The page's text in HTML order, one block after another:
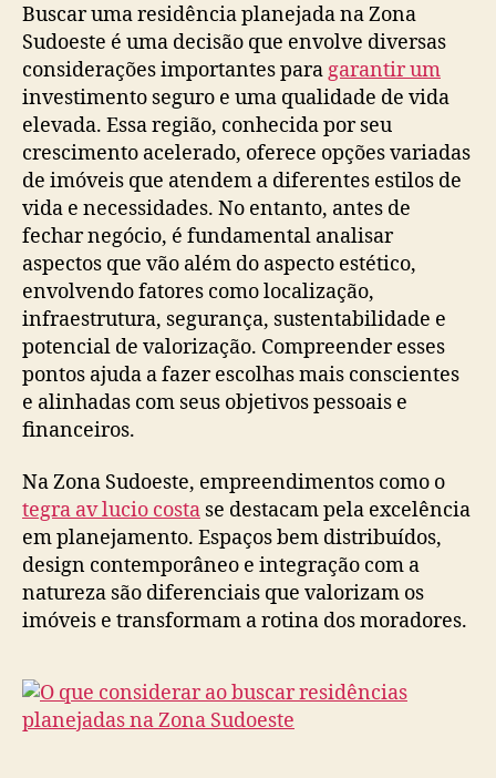
Buscar uma residência planejada na Zona
Sudoeste é uma decisão que envolve diversas
considerações importantes para garantir um
investimento seguro e uma qualidade de vida
elevada. Essa região, conhecida por seu
crescimento acelerado, oferece opções variadas
de imóveis que atendem a diferentes estilos de
vida e necessidades. No entanto, antes de
fechar negócio, é fundamental analisar
aspectos que vão além do aspecto estético,
envolvendo fatores como localização,
infraestrutura, segurança, sustentabilidade e
potencial de valorização. Compreender esses
pontos ajuda a fazer escolhas mais conscientes
e alinhadas com seus objetivos pessoais e
financeiros.
Na Zona Sudoeste, empreendimentos como o
tegra av lucio costa se destacam pela excelência
em planejamento. Espaços bem distribuídos,
design contemporâneo e integração com a
natureza são diferenciais que valorizam os
imóveis e transformam a rotina dos moradores.